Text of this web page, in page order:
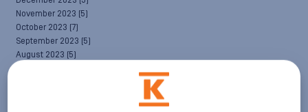
November 2023 (5)
October 2023 (7)
September 2023 (5)
August 2023 (5)